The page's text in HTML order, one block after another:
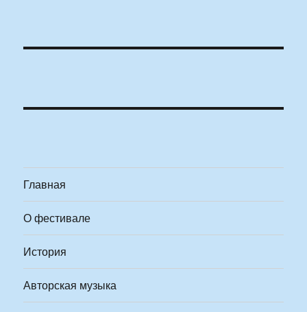
Главная
О фестивале
История
Авторская музыка